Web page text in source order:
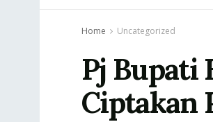
Home Uncategorized
Pj Bupati
Ciptakan